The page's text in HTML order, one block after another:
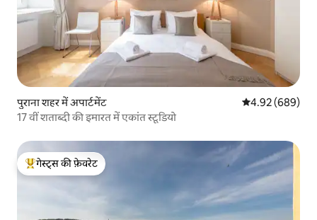
पुराना शहर में अपार्टमेंट औसत रेटिंग 5 में से
4.92 (689)
17 वीं शताब्दी की इमारत में एकांत स्टूडियो
गेस्ट्स का टॉप फ़ेवरेट
गेस्ट्स की फ़ेवरेट